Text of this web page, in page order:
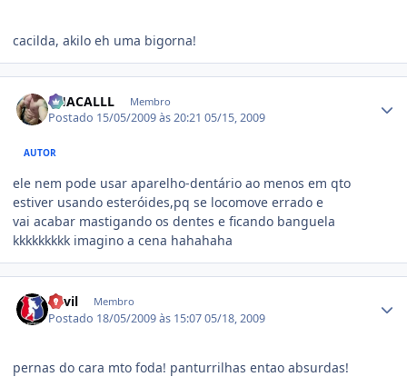
cacilda, akilo eh uma bigorna!
CHACALLL Membro
Postado 15/05/2009 às 20:2105/15, 2009
AUTOR
ele nem pode usar aparelho-dentário ao menos em qto
estiver usando esteróides,pq se locomove errado e
vai acabar mastigando os dentes e ficando banguela
kkkkkkkkk imagino a cena hahahaha
devil Membro
Postado 18/05/2009 às 15:0705/18, 2009
pernas do cara mto foda! panturrilhas entao absurdas!